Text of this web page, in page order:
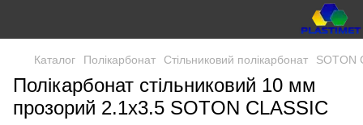
Каталог Полікарбонат Стільниковий полікарбонат SOTON
Полікарбонат стільниковий 10 мм
прозорий 2.1х3.5 SOTON CLASSIC